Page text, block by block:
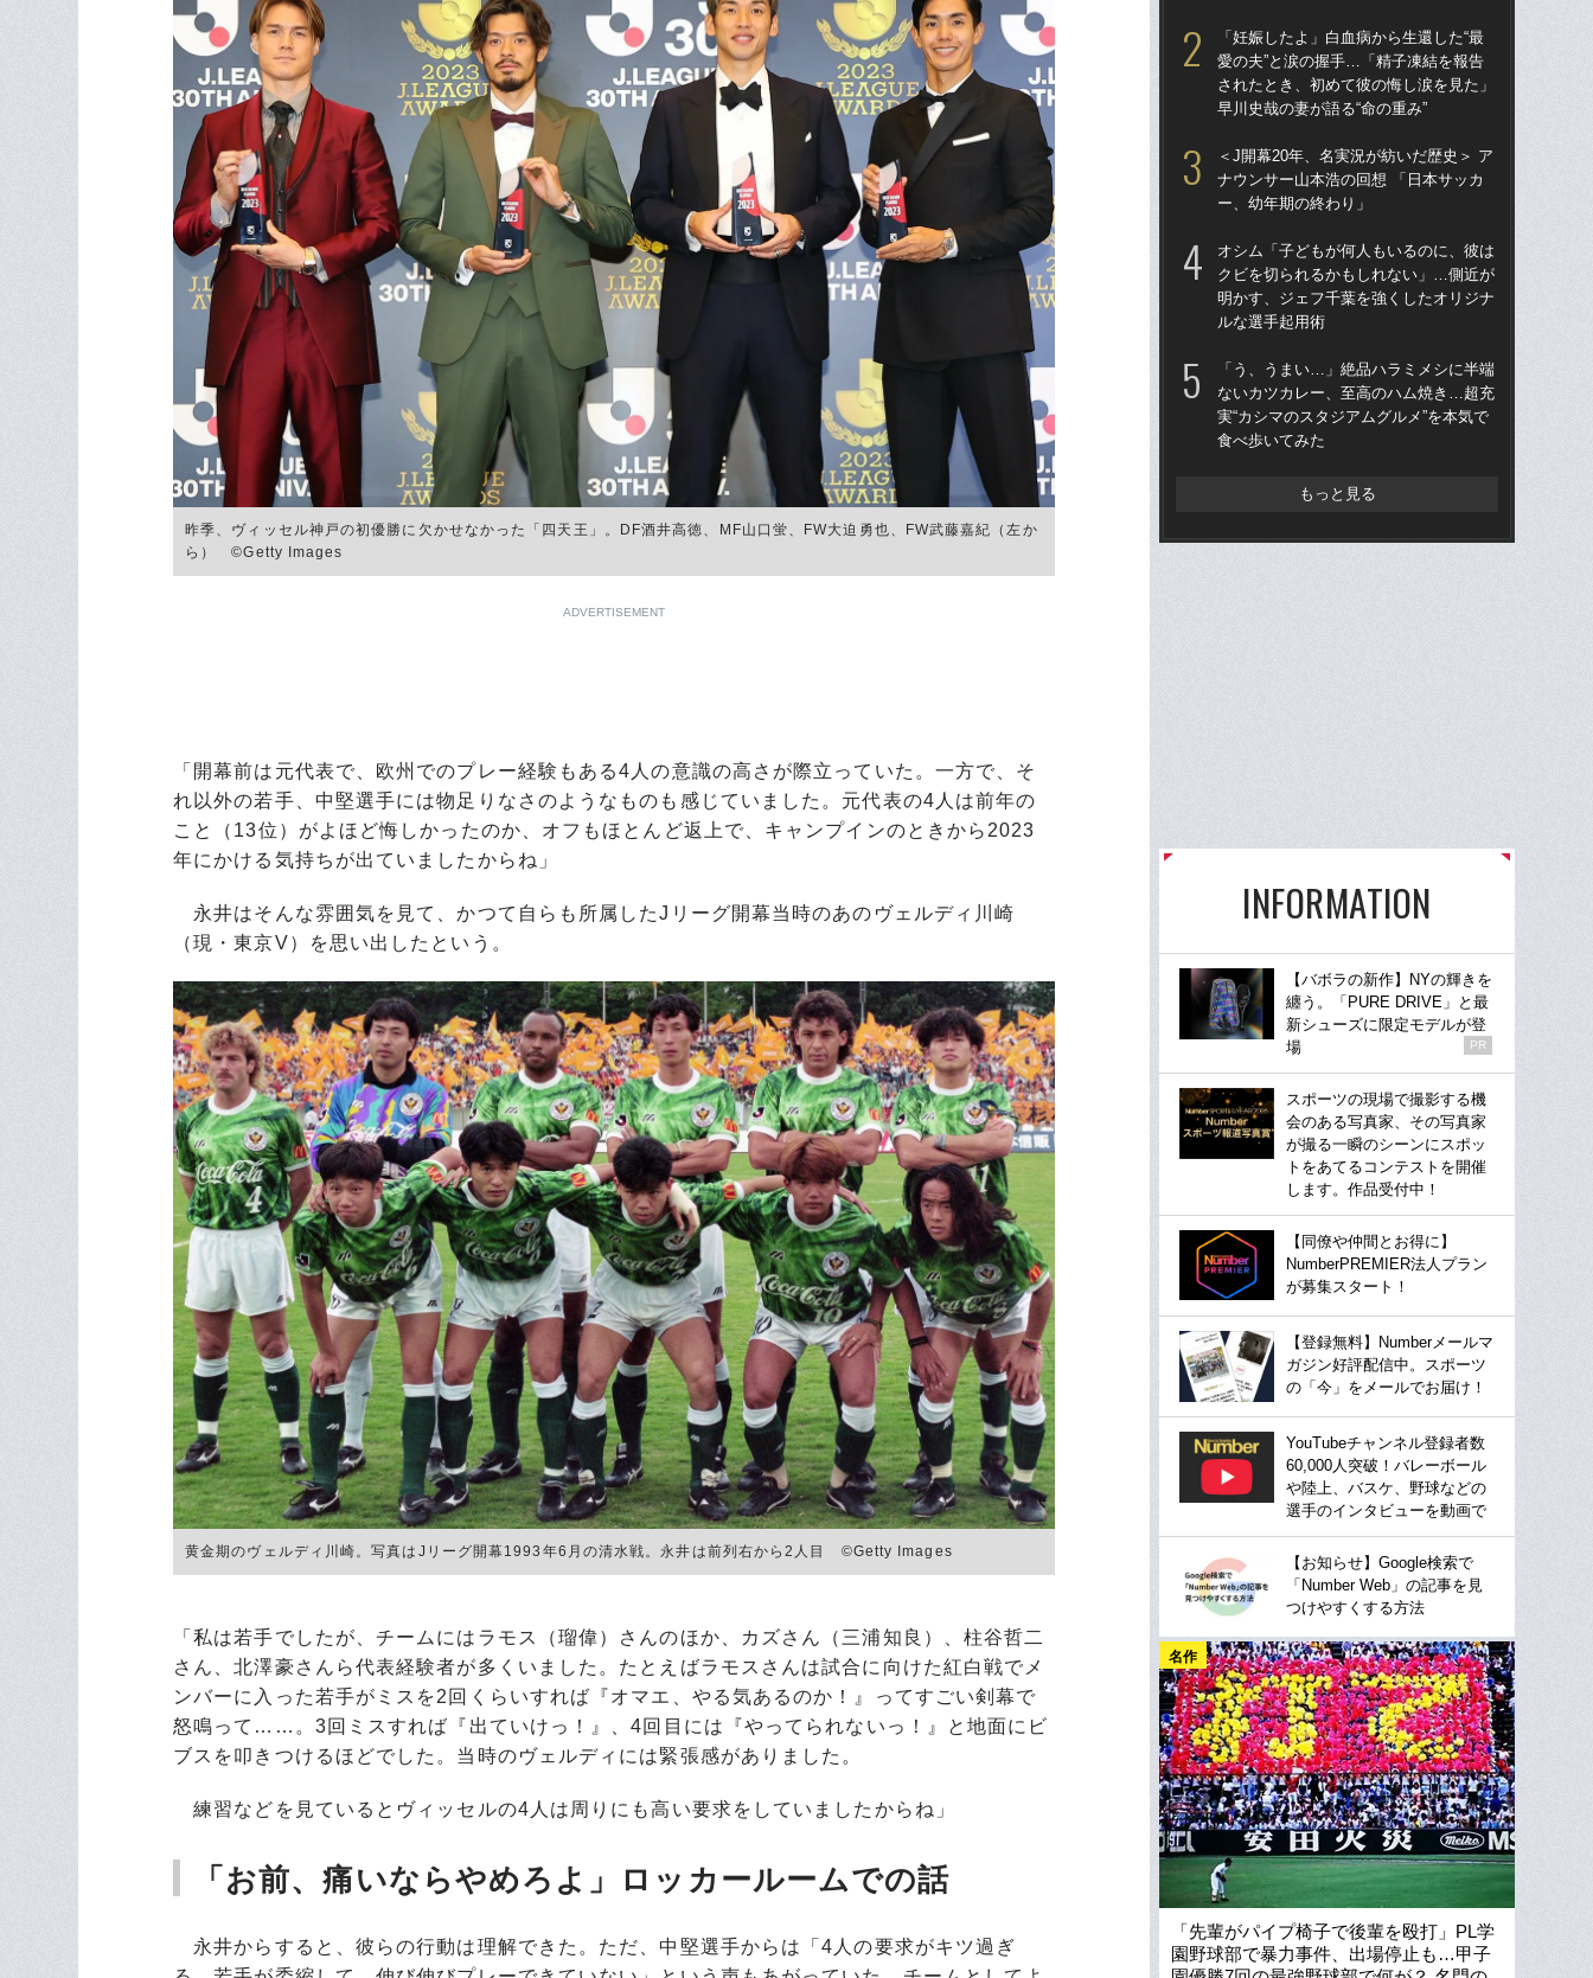
昨季、ヴィッセル神戸の初優勝に欠かせなかった「四天王」。DF酒井高徳、MF山口蛍、FW大迫勇也、FW武藤嘉紀（左か
ら） ©Getty Images
ADVERTISEMENT
「開幕前は元代表で、欧州でのプレー経験もある4人の意識の高さが際立っていた。一方で、そ
れ以外の若手、中堅選手には物足りなさのようなものも感じていました。元代表の4人は前年の
こと（13位）がよほど悔しかったのか、オフもほとんど返上で、キャンプインのときから2023
年にかける気持ちが出ていましたからね」
永井はそんな雰囲気を見て、かつて自らも所属したJリーグ開幕当時のあのヴェルディ川崎
（現・東京V）を思い出したという。
黄金期のヴェルディ川崎。写真はJリーグ開幕1993年6月の清水戦。永井は前列右から2人目 ©Getty Images
「私は若手でしたが、チームにはラモス（瑠偉）さんのほか、カズさん（三浦知良）、柱谷哲二
さん、北澤豪さんら代表経験者が多くいました。たとえばラモスさんは試合に向けた紅白戦でメ
ンバーに入った若手がミスを2回くらいすれば『オマエ、やる気あるのか！』ってすごい剣幕で
怒鳴って……。3回ミスすれば『出ていけっ！』、4回目には『やってられないっ！』と地面にビ
ブスを叩きつけるほどでした。当時のヴェルディには緊張感がありました。
練習などを見ているとヴィッセルの4人は周りにも高い要求をしていましたからね」
「お前、痛いならやめろよ」ロッカールームでの話
永井からすると、彼らの行動は理解できた。ただ、中堅選手からは「4人の要求がキツ過ぎ
「妊娠したよ」白血病から生還した“最
愛の夫”と涙の握手…「精子凍結を報告
されたとき、初めて彼の悔し涙を見た」
早川史哉の妻が語る“命の重み”
＜J開幕20年、名実況が紡いだ歴史＞ ア
ナウンサー山本浩の回想 「日本サッカ
ー、幼年期の終わり」
オシム「子どもが何人もいるのに、彼は
クビを切られるかもしれない」…側近が
明かす、ジェフ千葉を強くしたオリジナ
ルな選手起用術
「う、うまい…」絶品ハラミメシに半端
ないカツカレー、至高のハム焼き…超充
実“カシマのスタジアムグルメ”を本気で
食べ歩いてみた
もっと見る
INFORMATION
【バボラの新作】NYの輝きを
纏う。「PURE DRIVE」と最
新シューズに限定モデルが登
場
PR
スポーツの現場で撮影する機
会のある写真家、その写真家
が撮る一瞬のシーンにスポッ
トをあてるコンテストを開催
します。作品受付中！
【同僚や仲間とお得に】
NumberPREMIER法人プラン
が募集スタート！
【登録無料】Numberメールマ
ガジン好評配信中。スポーツ
の「今」をメールでお届け！
YouTubeチャンネル登録者数
60,000人突破！バレーボール
や陸上、バスケ、野球などの
選手のインタビューを動画で
【お知らせ】Google検索で
「Number Web」の記事を見
つけやすくする方法
名作
「先輩がパイプ椅子で後輩を殴打」PL学
園野球部で暴力事件、出場停止も…甲子